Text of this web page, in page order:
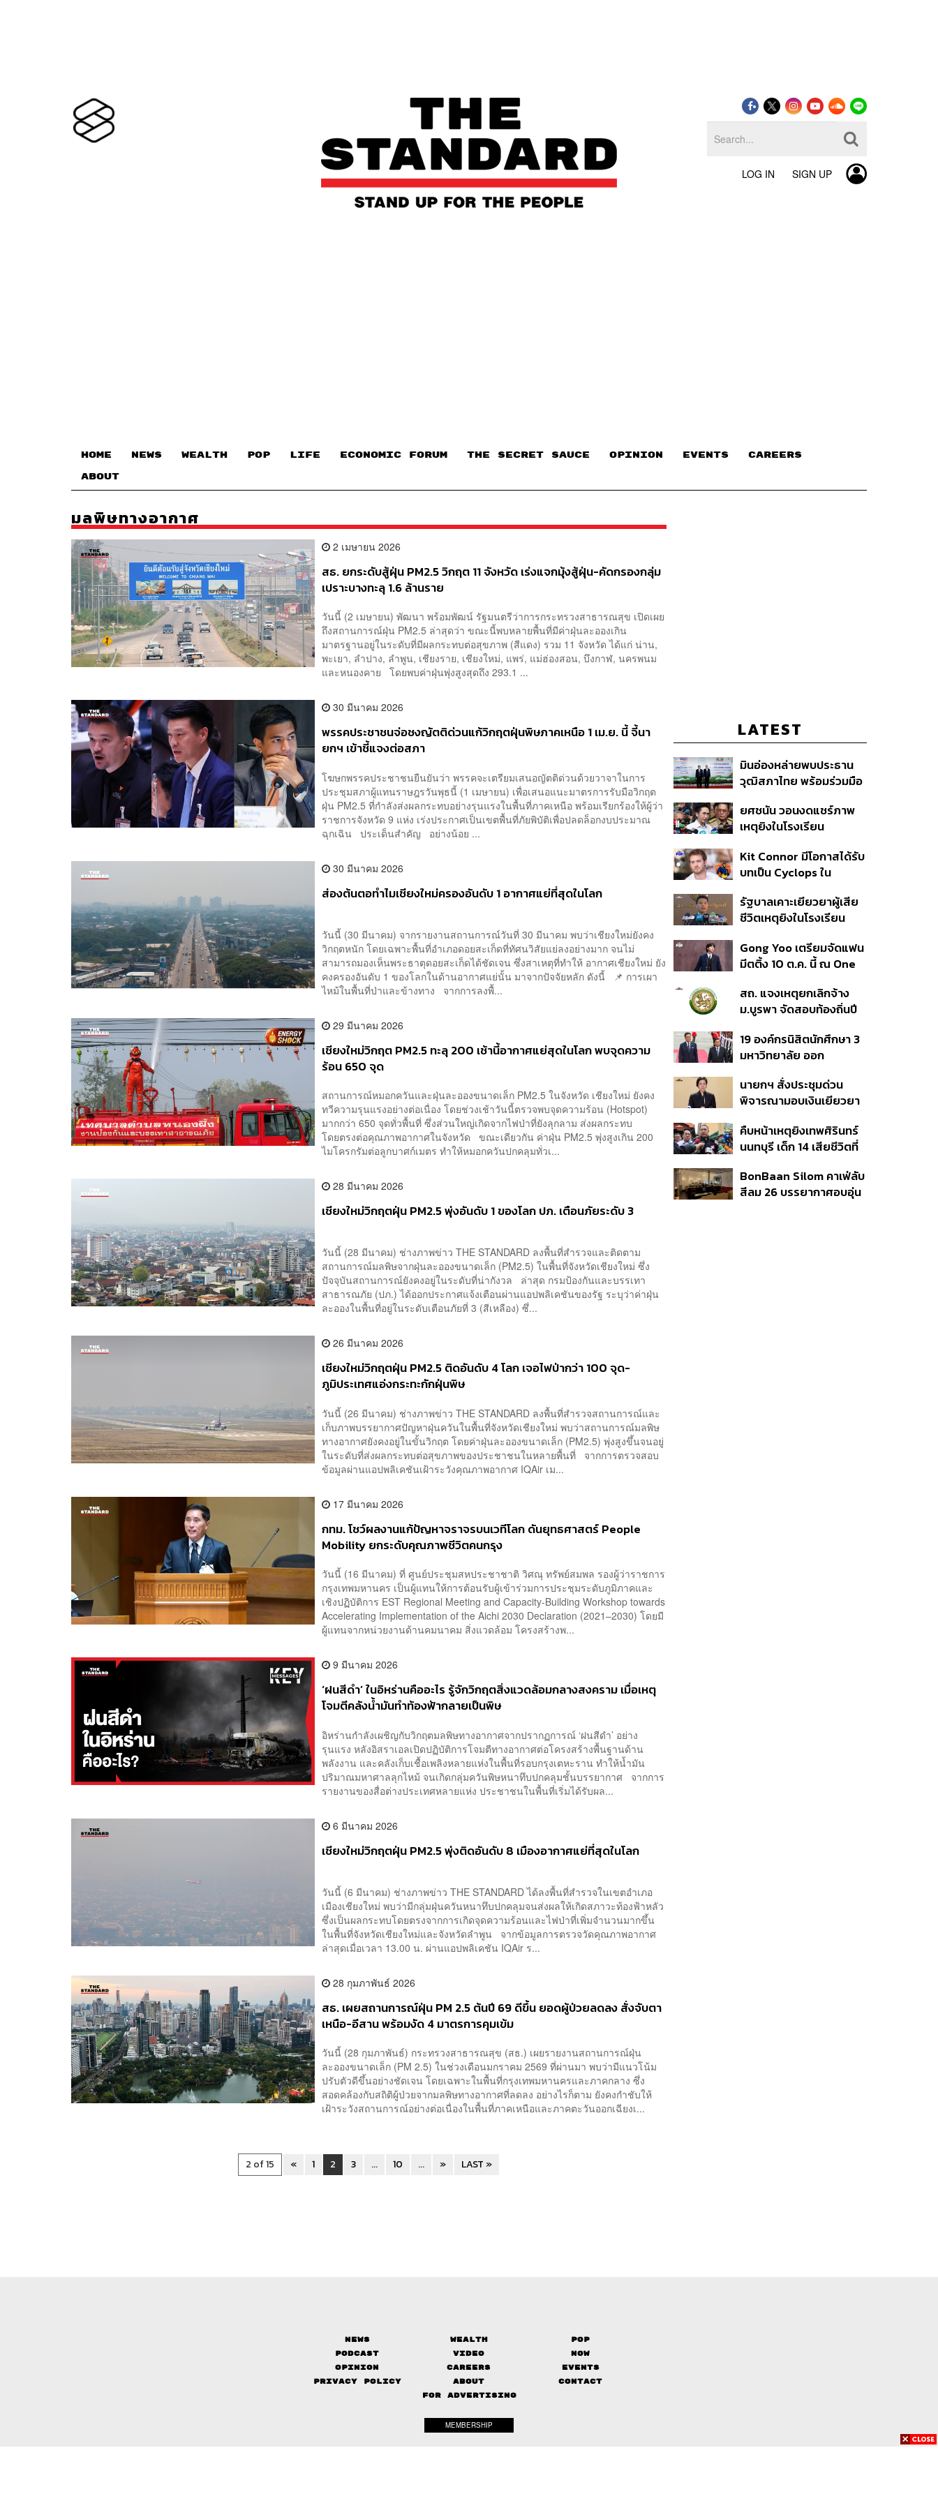
LOG IN SIGN UP
HOME NEWS WEALTH POP LIFE ECONOMIC FORUM THE SECRET SAUCE​ OPINION EVENTS CAREERS
ABOUT
มลพิษทางอากาศ
2 เมษายน 2026
สธ. ยกระดับสู้ฝุ่น PM2.5 วิกฤต 11 จังหวัด เร่งแจกมุ้งสู้ฝุ่น-คัดกรองกลุ่ม
เปราะบางทะลุ 1.6 ล้านราย
วันนี้ (2 เมษายน) พัฒนา พร้อมพัฒน์ รัฐมนตรีว่าการกระทรวงสาธารณสุข เปิดเผย
ถึงสถานการณ์ฝุ่น PM2.5 ล่าสุดว่า ขณะนี้พบหลายพื้นที่มีค่าฝุ่นละอองเกิน
มาตรฐานอยู่ในระดับที่มีผลกระทบต่อสุขภาพ (สีแดง) รวม 11 จังหวัด ได้แก่ น่าน,
พะเยา, ลำปาง, ลำพูน, เชียงราย, เชียงใหม่, แพร่, แม่ฮ่องสอน, บึงกาฬ, นครพนม
และหนองคาย โดยพบค่าฝุ่นพุ่งสูงสุดถึง 293.1 ...
30 มีนาคม 2026
พรรคประชาชนจ่อชงญัตติด่วนแก้วิกฤตฝุ่นพิษภาคเหนือ 1 เม.ย. นี้ จี้นา
ยกฯ เข้าชี้แจงต่อสภา
โฆษกพรรคประชาชนยืนยันว่า พรรคจะเตรียมเสนอญัตติด่วนด้วยวาจาในการ
ประชุมสภาผู้แทนราษฎรวันพุธนี้ (1 เมษายน) เพื่อเสนอแนะมาตรการรับมือวิกฤต
ฝุ่น PM2.5 ที่กำลังส่งผลกระทบอย่างรุนแรงในพื้นที่ภาคเหนือ พร้อมเรียกร้องให้ผู้ว่า
ราชการจังหวัด 9 แห่ง เร่งประกาศเป็นเขตพื้นที่ภัยพิบัติเพื่อปลดล็อกงบประมาณ
ฉุกเฉิน ประเด็นสำคัญ อย่างน้อย ...
30 มีนาคม 2026
ส่องต้นตอทำไมเชียงใหม่ครองอันดับ 1 อากาศแย่ที่สุดในโลก
วันนี้ (30 มีนาคม) จากรายงานสถานการณ์วันที่ 30 มีนาคม พบว่าเชียงใหม่ยังคง
วิกฤตหนัก โดยเฉพาะพื้นที่อำเภอดอยสะเก็ดที่ทัศนวิสัยแย่ลงอย่างมาก จนไม่
สามารถมองเห็นพระธาตุดอยสะเก็ดได้ชัดเจน ซึ่งสาเหตุที่ทำให้ อากาศเชียงใหม่ ยัง
คงครองอันดับ 1 ของโลกในด้านอากาศแย่นั้น มาจากปัจจัยหลัก ดังนี้ 📌 การเผา
ไหม้ในพื้นที่ป่าและข้างทาง จากการลงพื้...
29 มีนาคม 2026
เชียงใหม่วิกฤต PM2.5 ทะลุ 200 เช้านี้อากาศแย่สุดในโลก พบจุดความ
ร้อน 650 จุด
สถานการณ์หมอกควันและฝุ่นละอองขนาดเล็ก PM2.5 ในจังหวัด เชียงใหม่ ยังคง
ทวีความรุนแรงอย่างต่อเนื่อง โดยช่วงเช้าวันนี้ตรวจพบจุดความร้อน (Hotspot)
มากกว่า 650 จุดทั่วพื้นที่ ซึ่งส่วนใหญ่เกิดจากไฟป่าที่ยังลุกลาม ส่งผลกระทบ
โดยตรงต่อคุณภาพอากาศในจังหวัด ขณะเดียวกัน ค่าฝุ่น PM2.5 พุ่งสูงเกิน 200
ไมโครกรัมต่อลูกบาศก์เมตร ทำให้หมอกควันปกคลุมทั่วเ...
28 มีนาคม 2026
เชียงใหม่วิกฤตฝุ่น PM2.5 พุ่งอันดับ 1 ของโลก ปภ. เตือนภัยระดับ 3
วันนี้ (28 มีนาคม) ช่างภาพข่าว THE STANDARD ลงพื้นที่สำรวจและติดตาม
สถานการณ์มลพิษจากฝุ่นละอองขนาดเล็ก (PM2.5) ในพื้นที่จังหวัดเชียงใหม่ ซึ่ง
ปัจจุบันสถานการณ์ยังคงอยู่ในระดับที่น่ากังวล ล่าสุด กรมป้องกันและบรรเทา
สาธารณภัย (ปภ.) ได้ออกประกาศแจ้งเตือนผ่านแอปพลิเคชันของรัฐ ระบุว่าค่าฝุ่น
ละอองในพื้นที่อยู่ในระดับเตือนภัยที่ 3 (สีเหลือง) ซึ่...
26 มีนาคม 2026
เชียงใหม่วิกฤตฝุ่น PM2.5 ติดอันดับ 4 โลก เจอไฟป่ากว่า 100 จุด-
ภูมิประเทศแอ่งกระทะกักฝุ่นพิษ
วันนี้ (26 มีนาคม) ช่างภาพข่าว THE STANDARD ลงพื้นที่สำรวจสถานการณ์และ
เก็บภาพบรรยากาศปัญหาฝุ่นควันในพื้นที่จังหวัดเชียงใหม่ พบว่าสถานการณ์มลพิษ
ทางอากาศยังคงอยู่ในขั้นวิกฤต โดยค่าฝุ่นละอองขนาดเล็ก (PM2.5) พุ่งสูงขึ้นจนอยู่
ในระดับที่ส่งผลกระทบต่อสุขภาพของประชาชนในหลายพื้นที่ จากการตรวจสอบ
ข้อมูลผ่านแอปพลิเคชันเฝ้าระวังคุณภาพอากาศ IQAir เม...
17 มีนาคม 2026
กทม. โชว์ผลงานแก้ปัญหาจราจรบนเวทีโลก ดันยุทธศาสตร์ People
Mobility ยกระดับคุณภาพชีวิตคนกรุง
วันนี้ (16 มีนาคม) ที่ ศูนย์ประชุมสหประชาชาติ วิศณุ ทรัพย์สมพล รองผู้ว่าราชการ
กรุงเทพมหานคร เป็นผู้แทนให้การต้อนรับผู้เข้าร่วมการประชุมระดับภูมิภาคและ
เชิงปฏิบัติการ EST Regional Meeting and Capacity-Building Workshop towards
Accelerating Implementation of the Aichi 2030 Declaration (2021–2030) โดยมี
ผู้แทนจากหน่วยงานด้านคมนาคม สิ่งแวดล้อม โครงสร้างพ...
9 มีนาคม 2026
‘ฝนสีดำ’ ในอิหร่านคืออะไร รู้จักวิกฤตสิ่งแวดล้อมกลางสงคราม เมื่อเหตุ
โจมตีคลังน้ำมันทำท้องฟ้ากลายเป็นพิษ
อิหร่านกำลังเผชิญกับวิกฤตมลพิษทางอากาศจากปรากฏการณ์ ‘ฝนสีดำ’ อย่าง
รุนแรง หลังอิสราเอลเปิดปฏิบัติการโจมตีทางอากาศต่อโครงสร้างพื้นฐานด้าน
พลังงาน และคลังเก็บเชื้อเพลิงหลายแห่งในพื้นที่รอบกรุงเตหะราน ทำให้น้ำมัน
ปริมาณมหาศาลลุกไหม้ จนเกิดกลุ่มควันพิษหนาทึบปกคลุมชั้นบรรยากาศ จากการ
รายงานของสื่อต่างประเทศหลายแห่ง ประชาชนในพื้นที่เริ่มได้รับผล...
6 มีนาคม 2026
เชียงใหม่วิกฤตฝุ่น PM2.5 พุ่งติดอันดับ 8 เมืองอากาศแย่ที่สุดในโลก
วันนี้ (6 มีนาคม) ช่างภาพข่าว THE STANDARD ได้ลงพื้นที่สำรวจในเขตอำเภอ
เมืองเชียงใหม่ พบว่ามีกลุ่มฝุ่นควันหนาทึบปกคลุมจนส่งผลให้เกิดสภาวะท้องฟ้าหลัว
ซึ่งเป็นผลกระทบโดยตรงจากการเกิดจุดความร้อนและไฟป่าที่เพิ่มจำนวนมากขึ้น
ในพื้นที่จังหวัดเชียงใหม่และจังหวัดลำพูน จากข้อมูลการตรวจวัดคุณภาพอากาศ
ล่าสุดเมื่อเวลา 13.00 น. ผ่านแอปพลิเคชัน IQAir ร...
28 กุมภาพันธ์ 2026
สธ. เผยสถานการณ์ฝุ่น PM 2.5 ต้นปี 69 ดีขึ้น ยอดผู้ป่วยลดลง สั่งจับตา
เหนือ-อีสาน พร้อมงัด 4 มาตรการคุมเข้ม
วันนี้ (28 กุมภาพันธ์) กระทรวงสาธารณสุข (สธ.) เผยรายงานสถานการณ์ฝุ่น
ละอองขนาดเล็ก (PM 2.5) ในช่วงเดือนมกราคม 2569 ที่ผ่านมา พบว่ามีแนวโน้ม
ปรับตัวดีขึ้นอย่างชัดเจน โดยเฉพาะในพื้นที่กรุงเทพมหานครและภาคกลาง ซึ่ง
สอดคล้องกับสถิติผู้ป่วยจากมลพิษทางอากาศที่ลดลง อย่างไรก็ตาม ยังคงกำชับให้
เฝ้าระวังสถานการณ์อย่างต่อเนื่องในพื้นที่ภาคเหนือและภาคตะวันออกเฉียงเ...
2 of 15 « 1 2 3 ... 10 ... » LAST »
LATEST
มินอ่องหล่ายพบประธาน
วุฒิสภาไทย พร้อมร่วมมือ
ข้ามแดน-สารพิษในแม่น้ำ
ยศชนัน วอนงดแชร์ภาพ
เหตุยิงในโรงเรียน
เรียนชั่วคราว-เร่งเยียวยา
จิตใจ
Kit Connor มีโอกาสได้รับ
บทเป็น Cyclops ใน
เวอร์ชันใหม่
รัฐบาลเคาะเยียวยาผู้เสีย
ชีวิตเหตุยิงในโรงเรียน
เหตุในอดีต เข้าเกณฑ์
สาธารณภัย พร้อมเร่งจ่าย
Gong Yoo เตรียมจัดแฟน
มีตติ้ง 10 ต.ค. นี้ ณ One
สถ. แจงเหตุยกเลิกจ้าง
ม.บูรพา จัดสอบท้องถิ่นปี
19 องค์กรนิสิตนักศึกษา 3
มหาวิทยาลัย ออก
รัฐบาลต้อนรับ ‘มิน อ่อง
หล่าย’
นายกฯ สั่งประชุมด่วน
พิจารณามอบเงินเยียวยา
ลบ. ทุพพลภาพ 7 แสนบาท
บาดเจ็บสาหัส 2 แสนบาท
บาท
คืบหน้าเหตุยิงเทพศิรินทร์
นนทบุรี เด็ก 14 เสียชีวิตที่
เสียชีวิต 5 ราย เจ็บ 22
ราย
BonBaan Silom คาเฟ่ลับ
สีลม 26 บรรยากาศอบอุ่น
News Wealth
Pop
Podcast
Video
Now
Opinion
Careers
Events
Privacy Policy
About
Contact
FOR ADVERTISING
MEMBERSHIP